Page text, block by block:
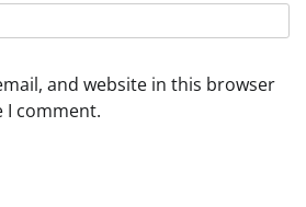
and website in this browser
I comment.